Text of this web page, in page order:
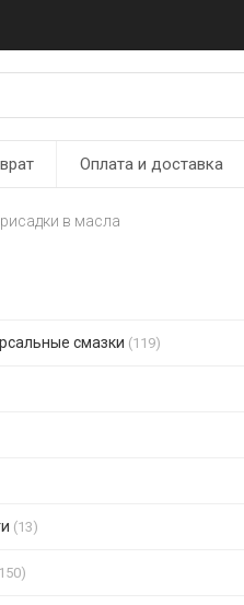
Оплата и доставка
в масла
смазки (119)
(13)